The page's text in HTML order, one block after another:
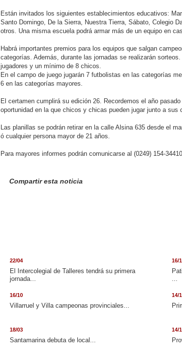
Están invitados los siguientes establecimientos educativos:
Santo Domingo, De la Sierra, Nuestra Tierra, Sábato, Colegio
otros. Una misma escuela podrá armar más de un equipo en
Habrá importantes premios para los equipos que salgan
categorías. Además, durante las jornadas se realizarán
jugadores y un mínimo de 8 chicos.
En el campo de juego jugarán 7 futbolistas en las categorías
6 en las categorías mayores.
El certamen cumplirá su edición 26. Recordemos el año
oportunidad en la que chicos y chicas pueden jugar junto a sus
Las planillas se podrán retirar en la calle Alsina 635 desde el
ó cualquier persona mayor de 21 años.
Para mayores informes podrán comunicarse al (0249) 154-
Compartir esta noticia
22/04
El Intercolegial de Talleres tendrá su primera
jornada...
16/
...
16/10
Villarruel y Villa campeonas provinciales...
14/
18/03
Santamarina debuta de local...
14/